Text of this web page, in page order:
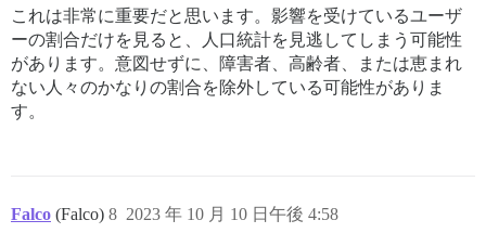
これは非常に重要だと思います。影響を受けているユーザ
ーの割合だけを見ると、人口統計を見逃してしまう可能性
があります。意図せずに、障害者、高齢者、または恵まれ
ない人々のかなりの割合を除外している可能性がありま
す。
Falco (Falco) 2023 年 10 月 10 日午後 4:58
8